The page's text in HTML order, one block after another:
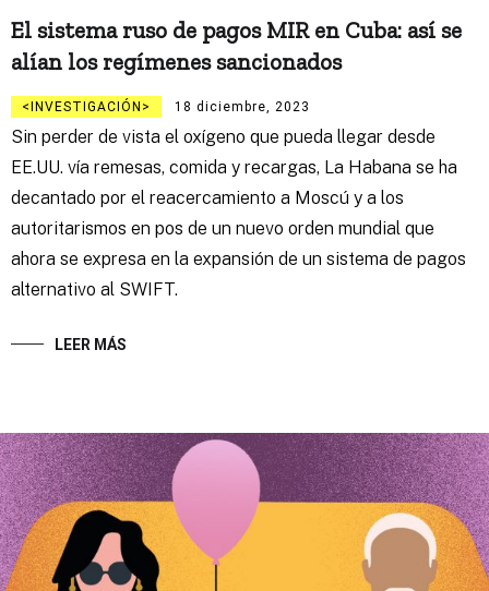
El sistema ruso de pagos MIR en Cuba: así se
alían los regímenes sancionados
INVESTIGACIÓN 18 diciembre, 2023
Sin perder de vista el oxígeno que pueda llegar desde
EE.UU. vía remesas, comida y recargas, La Habana se ha
decantado por el reacercamiento a Moscú y a los
autoritarismos en pos de un nuevo orden mundial que
ahora se expresa en la expansión de un sistema de pagos
alternativo al SWIFT.
LEER MÁS